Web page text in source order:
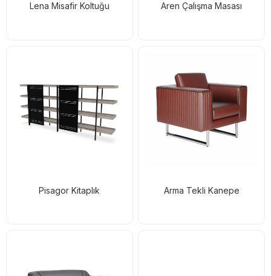
Lena Misafir Koltuğu Aren Çalışma Masası
Pisagor Kitaplık Arma Tekli Kanepe